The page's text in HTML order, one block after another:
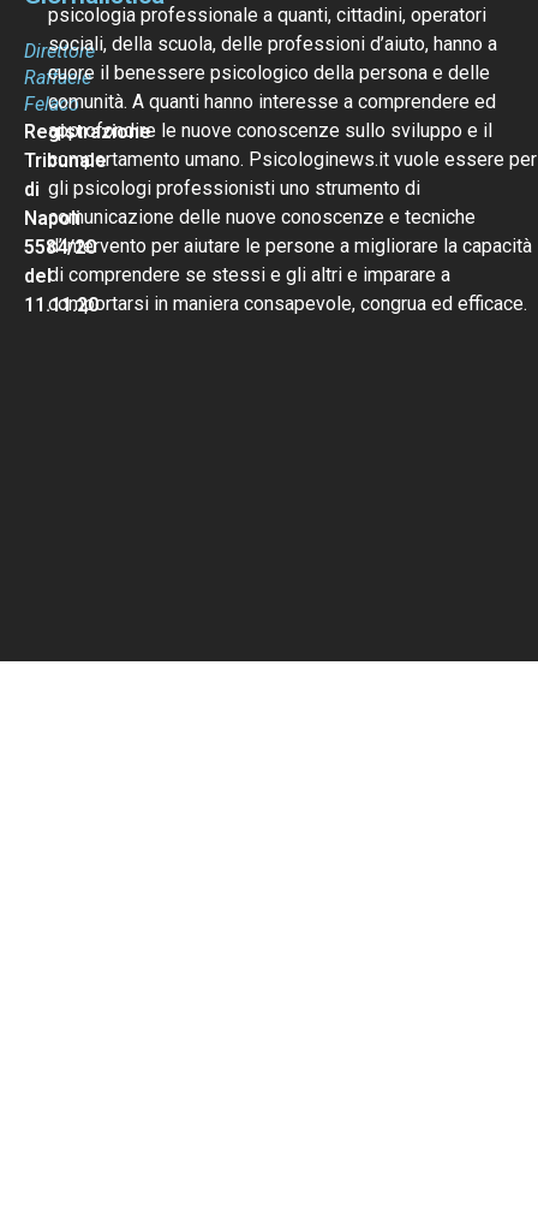
Direttore
Raffaele
Felaco
Registrazione
Tribunale
di
Napoli
5584/20
del
11.11.20
psicologia professionale a quanti, cittadini, operatori
sociali, della scuola, delle professioni d’aiuto, hanno a
cuore il benessere psicologico della persona e delle
comunità. A quanti hanno interesse a comprendere ed
approfondire le nuove conoscenze sullo sviluppo e il
comportamento umano. Psicologinews.it vuole essere per
gli psicologi professionisti uno strumento di
comunicazione delle nuove conoscenze e tecniche
d’intervento per aiutare le persone a migliorare la capacità
di comprendere se stessi e gli altri e imparare a
comportarsi in maniera consapevole, congrua ed efficace.